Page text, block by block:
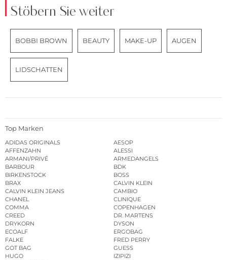
Stöbern Sie weiter
BOBBI BROWN BEAUTY MAKE-UP AUGEN
LIDSCHATTEN
Top Marken
ADIDAS ORIGINALS
AESOP
AFFENZAHN
ALESSI
ARMANI/PRIVÉ
ARMEDANGELS
BARBOUR
BDK
BIRKENSTOCK
BOSS
BRAX
CALVIN KLEIN
CALVIN KLEIN JEANS
CAMBIO
CHANEL
CLINIQUE
COMMA
COPENHAGEN
CREED
DR. MARTENS
DRYKORN
DYSON
ECOALF
ERGOBAG
FALKE
FRED PERRY
GOT BAG
GUESS
HUGO
IZIPIZI